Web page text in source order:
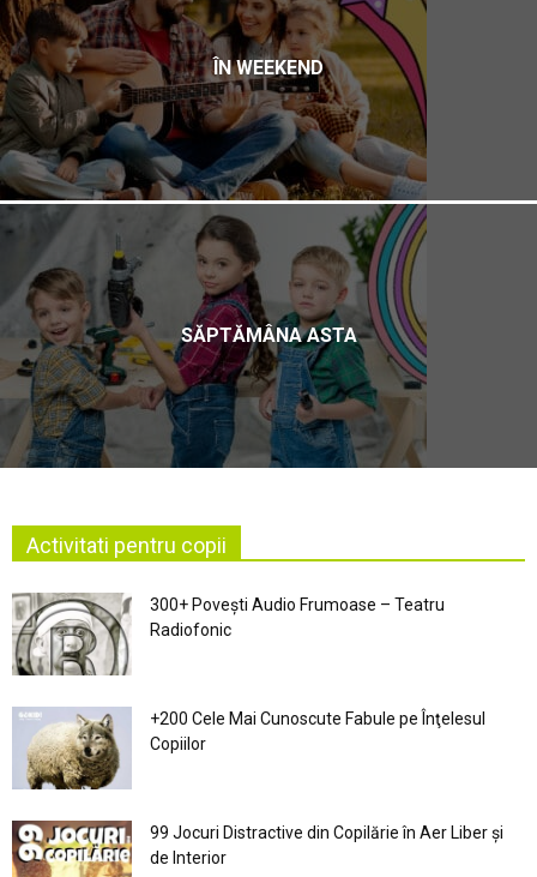
ÎN WEEKEND
SĂPTĂMÂNA ASTA
Activitati pentru copii
300+ Povești Audio Frumoase – Teatru
Radiofonic
+200 Cele Mai Cunoscute Fabule pe Înţelesul
Copiilor
99 Jocuri Distractive din Copilărie în Aer Liber şi
de Interior